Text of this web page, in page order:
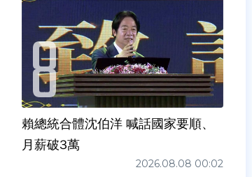
賴總統合體沈伯洋 喊話國家要順、
月薪破3萬
2026.08.08 00:02